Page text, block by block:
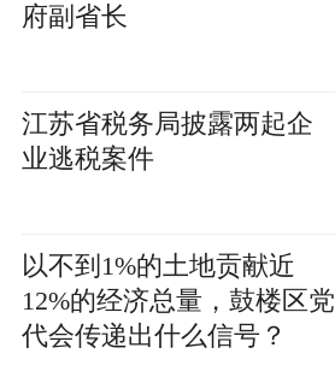
府副省长
江苏省税务局披露两起企
业逃税案件
以不到1%的土地贡献近
12%的经济总量，鼓楼区党
代会传递出什么信号？